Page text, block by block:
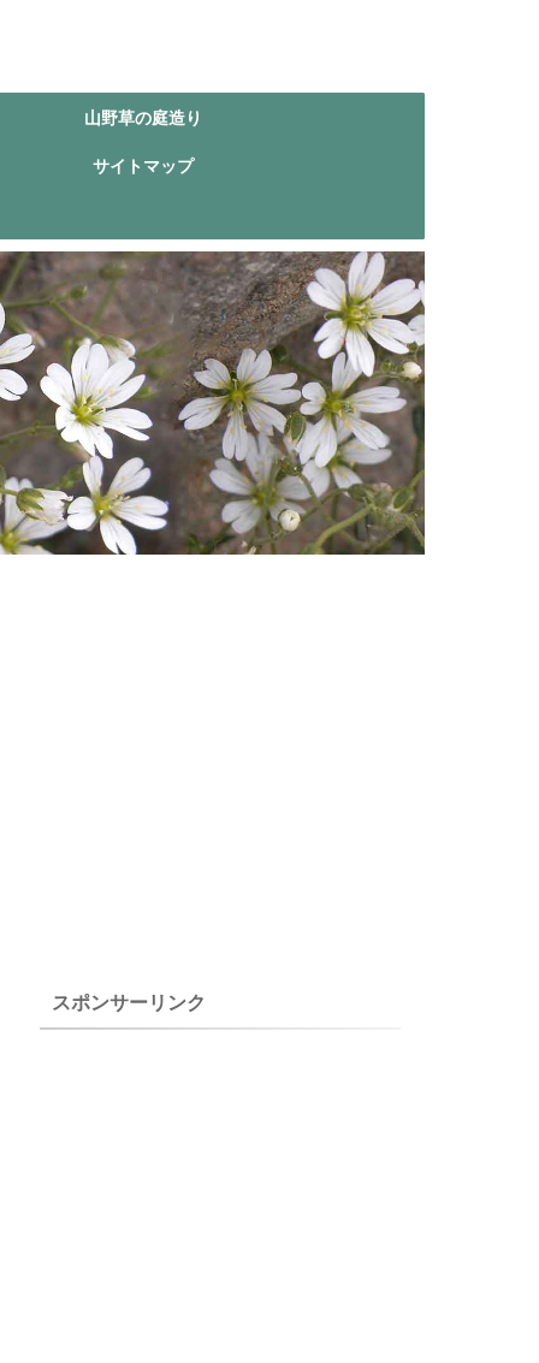
山野草の庭造り
サイトマップ
スポンサーリンク